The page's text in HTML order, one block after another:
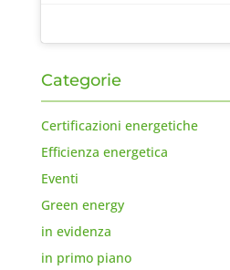
Categorie
Certificazioni energetiche
Efficienza energetica
Eventi
Green energy
in evidenza
in primo piano